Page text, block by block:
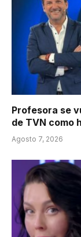
Profesora se
de TVN como
Agosto 7, 2026